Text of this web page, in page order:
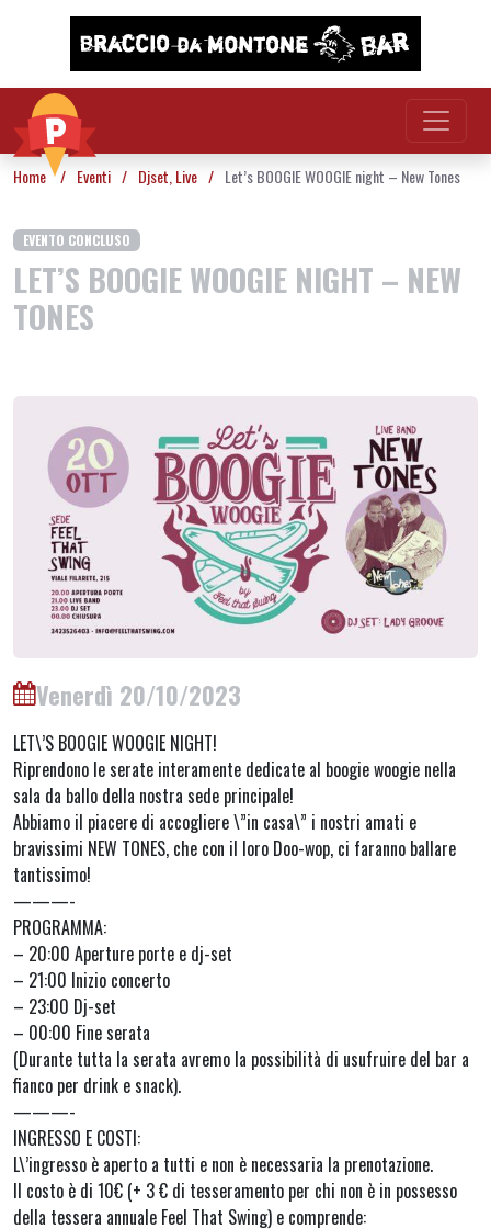
Vai al contenuto
Home / Eventi / Djset Live / Let’s BOOGIE WOOGIE night – New Tones
EVENTO CONCLUSO
LET’S BOOGIE WOOGIE NIGHT – NEW
TONES
Venerdì 20/10/2023
LET\’S BOOGIE WOOGIE NIGHT!
Riprendono le serate interamente dedicate al boogie woogie nella
sala da ballo della nostra sede principale!
Abbiamo il piacere di accogliere \”in casa\” i nostri amati e
bravissimi NEW TONES, che con il loro Doo-wop, ci faranno ballare
tantissimo!
———-
PROGRAMMA:
– 20:00 Aperture porte e dj-set
– 21:00 Inizio concerto
– 23:00 Dj-set
– 00:00 Fine serata
(Durante tutta la serata avremo la possibilità di usufruire del bar a
fianco per drink e snack).
———-
INGRESSO E COSTI:
L\’ingresso è aperto a tutti e non è necessaria la prenotazione.
Il costo è di 10€ (+ 3 € di tesseramento per chi non è in possesso
della tessera annuale Feel That Swing) e comprende: